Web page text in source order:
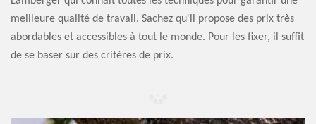
meilleure qualité de travail. Sachez qu'il propose des prix très
abordables et accessibles à tout le monde. Pour les fixer, il suffit
de se baser sur des critères de prix.